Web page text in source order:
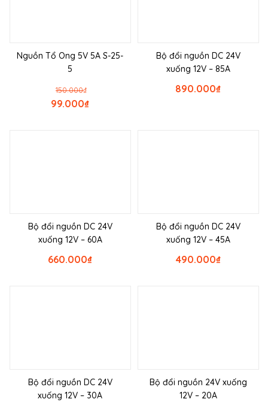
Nguồn Tổ Ong 5V 5A S-25-
5
₫
150.000
₫
99.000
Bộ đổi nguồn DC 24V
xuống 12V – 85A
₫
890.000
Bộ đổi nguồn DC 24V
xuống 12V – 60A
₫
660.000
Bộ đổi nguồn DC 24V
xuống 12V – 45A
₫
490.000
Bộ đổi nguồn DC 24V
xuống 12V – 30A
Bộ đổi nguồn 24V xuống
12V – 20A